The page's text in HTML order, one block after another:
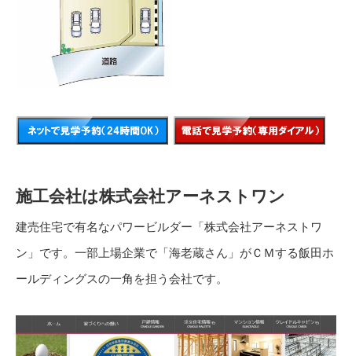
施工会社は株式会社アーネストワン
建売住宅で有名なパワービルダー「株式会社アーネストワ
ン」です。一部上場企業で「海老蔵さん」がＣＭする飯田ホ
ールディングスの一角を担う会社です。